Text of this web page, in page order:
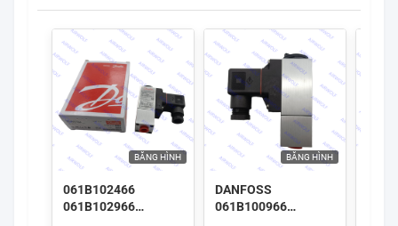
BĂNG HÌNH
061B102466
061B102966
BĂNG HÌNH
DANFOSS
061B100966